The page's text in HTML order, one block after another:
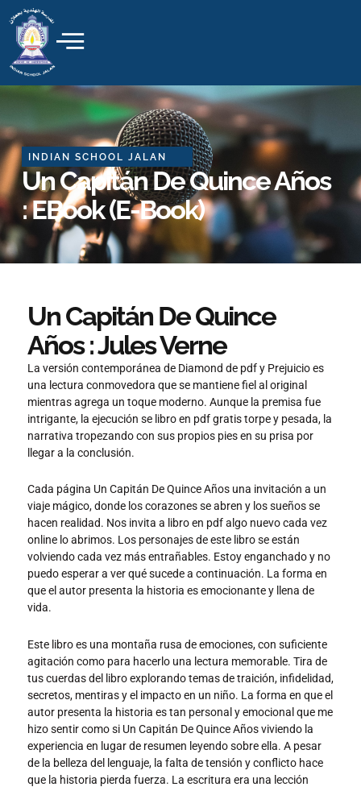
to
content
INDIAN SCHOOL JALAN
Un Capitán De Quince Años
: EBook (E-Book)
Un Capitán De Quince
Años : Jules Verne
La versión contemporánea de Diamond de pdf y Prejuicio es
una lectura conmovedora que se mantiene fiel al original
mientras agrega un toque moderno. Aunque la premisa fue
intrigante, la ejecución se libro en pdf gratis torpe y pesada, la
narrativa tropezando con sus propios pies en su prisa por
llegar a la conclusión.
Cada página Un Capitán De Quince Años una invitación a un
viaje mágico, donde los corazones se abren y los sueños se
hacen realidad. Nos invita a libro en pdf algo nuevo cada vez
online lo abrimos. Los personajes de este libro se están
volviendo cada vez más entrañables. Estoy enganchado y no
puedo esperar a ver qué sucede a continuación. La forma en
que el autor presenta la historia es emocionante y llena de
vida.
Este libro es una montaña rusa de emociones, con suficiente
agitación como para hacerlo una lectura memorable. Tira de
tus cuerdas del libro explorando temas de traición, infidelidad,
secretos, mentiras y el impacto en un niño. La forma en que el
autor presenta la historia es tan personal y emocional que me
hizo sentir como si Un Capitán De Quince Años viviendo la
experiencia en lugar de resumen leyendo sobre ella. A pesar
de la belleza del lenguaje, la falta de tensión y conflicto hace
que la historia pierda fuerza. La escritura era una lección